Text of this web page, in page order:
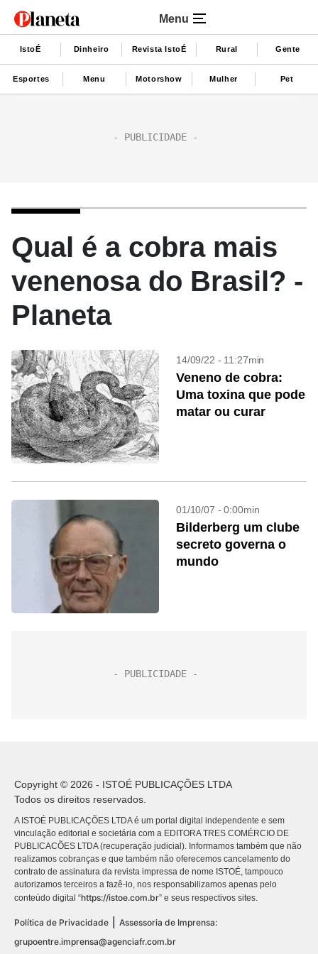
Menu
IstoÉ Dinheiro Revista IstoÉ Rural Gente
Esportes Menu Motorshow Mulher Pet
Qual é a cobra mais
venenosa do Brasil? -
Planeta
14/09/22 - 11:27min
Veneno de cobra:
Uma toxina que pode
matar ou curar
01/10/07 - 0:00min
Bilderberg um clube
secreto governa o
mundo
Copyright © 2026 - ISTOÉ PUBLICAÇÕES LTDA
Todos os direitos reservados.
A ISTOÉ PUBLICAÇÕES LTDA é um portal digital independente e sem
vinculação editorial e societária com a EDITORA TRES COMÉRCIO DE
PUBLICACÕES LTDA (recuperação judicial). Informamos também que não
realizamos cobranças e que também não oferecemos cancelamento do
contrato de assinatura da revista impressa de nome ISTOÉ, tampouco
autorizamos terceiros a fazê-lo, nos responsabilizamos apenas pelo
conteúdo digital “https://istoe.com.br” e seus respectivos sites.
Política de Privacidade
Assessoria de Imprensa:
grupoentre.imprensa@agenciafr.com.br